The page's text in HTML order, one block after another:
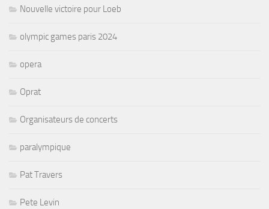
Nouvelle victoire pour Loeb
olympic games paris 2024
opera
Oprat
Organisateurs de concerts
paralympique
Pat Travers
Pete Levin